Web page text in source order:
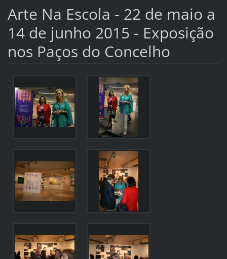
Arte Na Escola - 22 de maio a
14 de junho 2015 - Exposição
nos Paços do Concelho